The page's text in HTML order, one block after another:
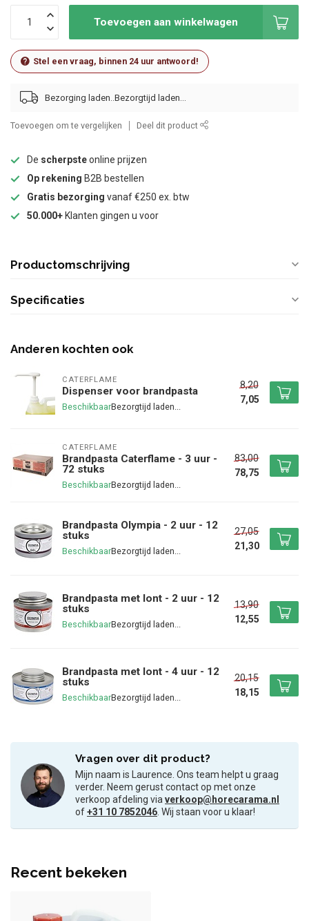
Toevoegen aan winkelwagen
Stel een vraag, binnen 24 uur antwoord!
Bezorging laden..
Toevoegen om te vergelijken Deel dit product
De scherpsteonline prijzen
Op rekening B2B bestellen
Gratis bezorging vanaf €250 ex. btw
50.000+ Klanten gingen u voor
Productomschrijving
Specificaties
Anderen kochten ook
CATERFLAME
Dispenser voor brandpasta
Beschikbaar
8,20
7,05
CATERFLAME
Brandpasta Caterflame - 3 uur -
72 stuks
Beschikbaar
83,00
78,75
Brandpasta Olympia - 2 uur - 12
stuks
Beschikbaar
27,05
21,30
Brandpasta met lont - 2 uur - 12
stuks
Beschikbaar
13,90
12,55
Brandpasta met lont - 4 uur - 12
stuks
Beschikbaar
20,15
18,15
Vragen over dit product?
Mijn naam is Laurence. Ons team helpt u graag
verder. Neem gerust contact op met onze
verkoop afdeling viaverkoop@horecarama.nl
of+31 10 7852046. Wij staan voor u klaar!
Recent bekeken